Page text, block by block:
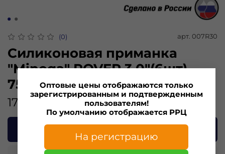
(0) арт. 007R30
Силиконовая приманка
"Minoga" ROVER 3,0"(6шт)
75мм, 2,93 гр, цвет 007
175.00 ₽
Оптовые цены отображаются только
зарегистрированным и подтвержденным
пользователям!
По умолчанию отображается РРЦ
На регистрацию